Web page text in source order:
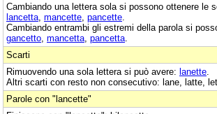
Cambiando una lettera sola si possono ottenere le
lancetta mancette pancette
Cambiando entrambi gli estremi della parola si
gancetto mancetta pancetta
Scarti
Rimuovendo una sola lettera si può avere: lanette
Altri scarti con resto non consecutivo: lane, latte,
Parole con "lancette"